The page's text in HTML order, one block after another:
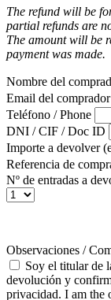
The refund will be
partial refunds are
The amount will be
payment was made.
Nombre del
Email del
Teléfono / Phone
DNI / CIF / Doc ID
Importe a devolver
Referencia de
Nº de entradas a
Observaciones /
Soy el titular de
devolución y
privacidad. I am the